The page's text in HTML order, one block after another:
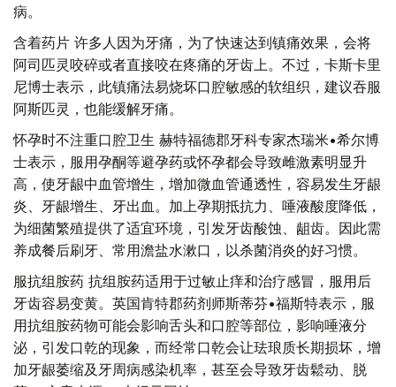
病。
含着药片 许多人因为牙痛，为了快速达到镇痛效果，会将
阿司匹灵咬碎或者直接咬在疼痛的牙齿上。不过，卡斯卡里
尼博士表示，此镇痛法易烧坏口腔敏感的软组织，建议吞服
阿斯匹灵，也能缓解牙痛。
怀孕时不注重口腔卫生 赫特福德郡牙科专家杰瑞米•希尔博
士表示，服用孕酮等避孕药或怀孕都会导致雌激素明显升
高，使牙龈中血管增生，增加微血管通透性，容易发生牙龈
炎、牙龈增生、牙出血。加上孕期抵抗力、唾液酸度降低，
为细菌繁殖提供了适宜环境，引发牙齿酸蚀、龃齿。因此需
养成餐后刷牙、常用澹盐水漱口，以杀菌消炎的好习惯。
服抗组胺药 抗组胺药适用于过敏止痒和治疗感冒，服用后
牙齿容易变黄。英国肯特郡药剂师斯蒂芬•福斯特表示，服
用抗组胺药物可能会影响舌头和口腔等部位，影响唾液分
泌，引发口乾的现象，而经常口乾会让珐琅质长期损坏，增
加牙龈萎缩及牙周病感染机率，甚至会导致牙齿鬆动、脱